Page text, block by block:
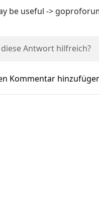
be useful ->
Antwort hilfreich?
Kommentar